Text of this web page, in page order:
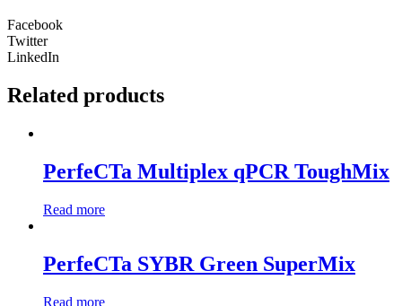
Facebook
Twitter
LinkedIn
Related products
PerfeCTa Multiplex qPCR ToughMix
Read more
PerfeCTa SYBR Green SuperMix
Read more